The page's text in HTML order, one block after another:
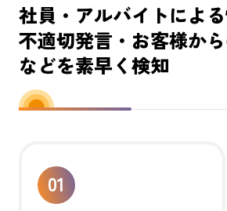
社員・アルバイトによ
不適切発言・お客様か
などを素早く検知
01